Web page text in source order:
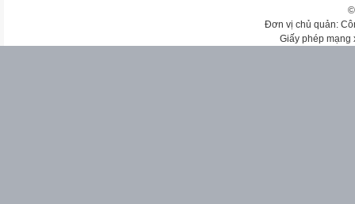
Đơn vị chủ quản:
Giấy phép mạng